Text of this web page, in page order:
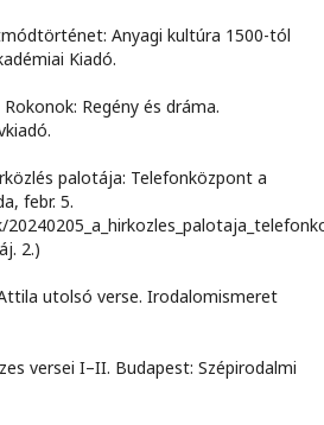
Anyagi kultúra 1500-tól
Kiadó.
Regény és dráma.
palotája: Telefonközpont a
febr. 5.
2.)
utolsó verse. Irodalomismeret
versei I–II. Budapest: Szépirodalmi